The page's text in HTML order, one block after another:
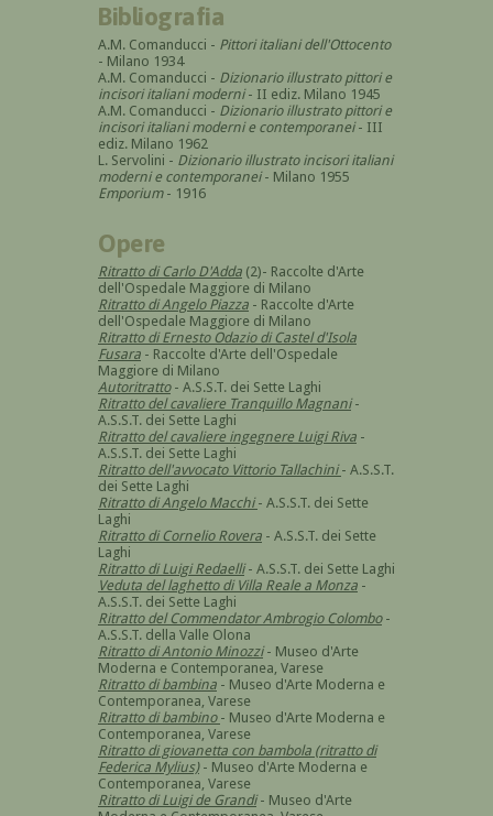
Bibliografia
A.M. Comanducci - Pittori italiani dell'Ottocento
- Milano 1934
A.M. Comanducci - Dizionario illustrato pittori e
incisori italiani moderni- II ediz. Milano 1945
A.M. Comanducci - Dizionario illustrato pittori e
incisori italiani moderni e contemporanei- III
ediz. Milano 1962
L. Servolini - Dizionario illustrato incisori italiani
moderni e contemporanei- Milano 1955
Emporium- 1916
Opere
Ritratto di Carlo D'Adda (2)- Raccolte d'Arte
dell'Ospedale Maggiore di Milano
Ritratto di Angelo Piazza - Raccolte d'Arte
dell'Ospedale Maggiore di Milano
Ritratto di Ernesto Odazio di Castel d'Isola
Fusara - Raccolte d'Arte dell'Ospedale
Maggiore di Milano
Autoritratto- A.S.S.T. dei Sette Laghi
Ritratto del cavaliere Tranquillo Magnani-
A.S.S.T. dei Sette Laghi
Ritratto del cavaliere ingegnere Luigi Riva -
A.S.S.T. dei Sette Laghi
Ritratto dell'avvocato Vittorio Tallachini - A.S.S.T.
dei Sette Laghi
Ritratto di Angelo Macchi - A.S.S.T. dei Sette
Laghi
Ritratto di Cornelio Rovera - A.S.S.T. dei Sette
Laghi
Ritratto di Luigi Redaelli- A.S.S.T. dei Sette Laghi
Veduta del laghetto di Villa Reale a Monza -
A.S.S.T. dei Sette Laghi
Ritratto del Commendator Ambrogio Colombo-
A.S.S.T. della Valle Olona
Ritratto di Antonio Minozzi- Museo d'Arte
Moderna e Contemporanea, Varese
Ritratto di bambina - Museo d'Arte Moderna e
Contemporanea, Varese
Ritratto di bambino - Museo d'Arte Moderna e
Contemporanea, Varese
Ritratto di giovanetta con bambola (ritratto di
Federica Mylius)- Museo d'Arte Moderna e
Contemporanea, Varese
Ritratto di Luigi de Grandi- Museo d'Arte